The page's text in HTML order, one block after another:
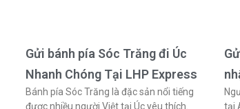
Gửi bánh pía Sóc Trăng đi Úc
Nhanh Chóng Tại LHP Express
Bánh pía Sóc Trăng là đặc sản nổi tiếng
được nhiều người Việt tại Úc yêu thích.
tại